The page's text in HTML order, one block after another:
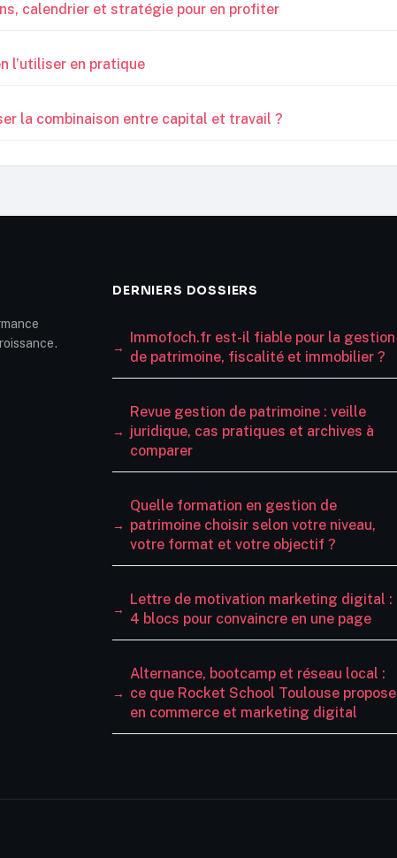
calendrier et stratégie pour en profiter
l’utiliser en pratique
la combinaison entre capital et travail ?
DERNIERS DOSSIERS
Immofoch.fr est-il fiable pour la gestion
de patrimoine, fiscalité et immobilier ?
Revue gestion de patrimoine : veille
juridique, cas pratiques et archives à
comparer
Quelle formation en gestion de
patrimoine choisir selon votre niveau,
votre format et votre objectif ?
Lettre de motivation marketing digital :
4 blocs pour convaincre en une page
Alternance, bootcamp et réseau local :
ce que Rocket School Toulouse propose
en commerce et marketing digital